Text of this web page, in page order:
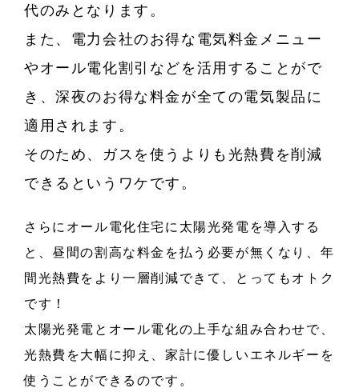
代のみとなります。
また、電力会社のお得な電気料金メニュー
やオール電化割引などを活用することがで
き、深夜のお得な料金が全ての電気製品に
適用されます。
そのため、ガスを使うよりも光熱費を削減
できるというワケです。
さらにオール電化住宅に太陽光発電を導入する
と、昼間の割高な料金を払う必要が無くなり、年
間光熱費をより一層削減できて、とってもオトク
です！
太陽光発電とオール電化の上手な組み合わせで、
光熱費を大幅に抑え、家計に優しいエネルギーを
使うことができるのです。